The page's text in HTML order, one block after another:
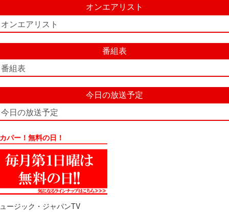
オンエアリスト
オンエアリスト
番組表
番組表
今日の放送予定
今日の放送予定
パー！無料の日！
ージック・ジャパンTV